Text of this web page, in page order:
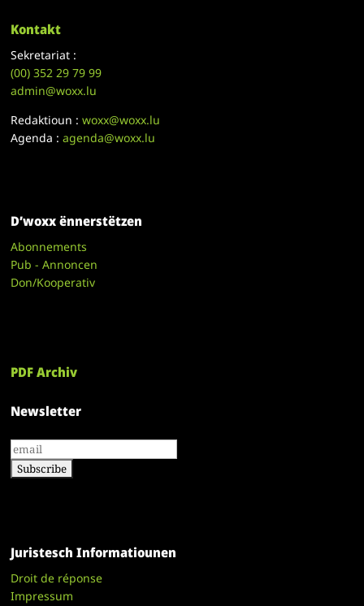
Kontakt
Sekretariat :
(00)352 29 79 99
admin@woxx.lu
Redaktioun :woxx@woxx.lu
Agenda :agenda@woxx.lu
D’woxx ënnerstëtzen
Abonnements
Pub - Annoncen
Don/Kooperativ
PDF Archiv
Newsletter
Juristesch Informatiounen
Droit de réponse
Impressum